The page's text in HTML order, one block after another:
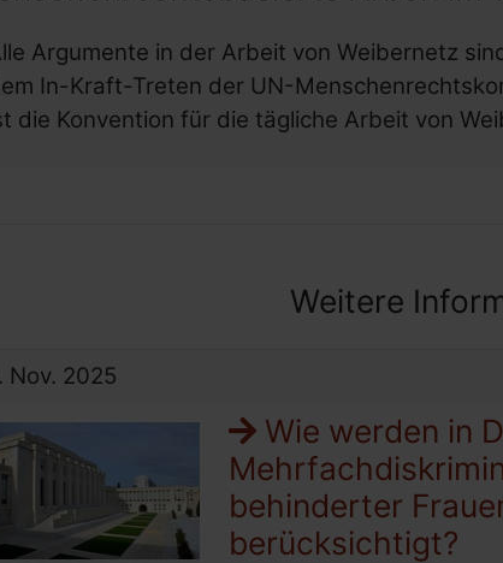
Argumente in der Arbeit von Weibernetz
In-Kraft-Treten der UN-
die Konvention für die tägliche Arbeit von
Weitere
Nov. 2025
Wie werden in
behinderter
berücksichtigt?